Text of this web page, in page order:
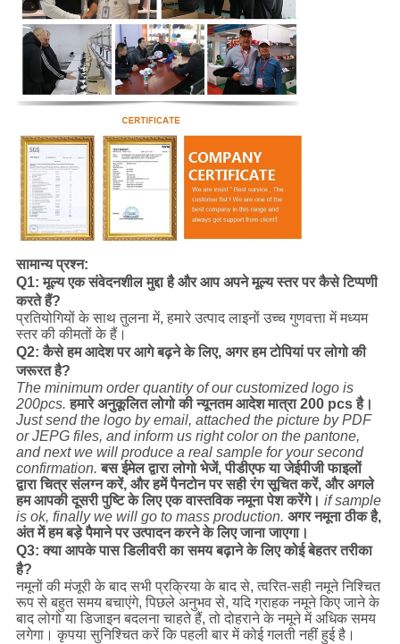
सामान्य प्रश्न:
Q1: मूल्य एक संवेदनशील मुद्दा है और आप अपने मूल्य स्तर पर कैसे टिप्पणी
करते हैं?
प्रतियोगियों के साथ तुलना में, हमारे उत्पाद लाइनों उच्च गुणवत्ता में मध्यम
स्तर की कीमतों के हैं।
Q2: कैसे हम आदेश पर आगे बढ़ने के लिए, अगर हम टोपियां पर लोगो की
जरूरत है?
The minimum order quantity of our customized logo is
200pcs. हमारे अनुकूलित लोगो की न्यूनतम आदेश मात्रा 200 pcs है।
Just send the logo by email, attached the picture by PDF
or JEPG files, and inform us right color on the pantone,
and next we will produce a real sample for your second
confirmation. बस ईमेल द्वारा लोगो भेजें, पीडीएफ या जेईपीजी फाइलों
द्वारा चित्र संलग्न करें, और हमें पैनटोन पर सही रंग सूचित करें, और अगले
हम आपकी दूसरी पुष्टि के लिए एक वास्तविक नमूना पेश करेंगे। if sample
is ok, finally we will go to mass production. अगर नमूना ठीक है,
अंत में हम बड़े पैमाने पर उत्पादन करने के लिए जाना जाएगा।
Q3: क्या आपके पास डिलीवरी का समय बढ़ाने के लिए कोई बेहतर तरीका
है?
नमूनों की मंजूरी के बाद सभी प्रक्रिया के बाद से, त्वरित-सही नमूने निश्चित
रूप से बहुत समय बचाएंगे, पिछले अनुभव से, यदि ग्राहक नमूने किए जाने के
बाद लोगो या डिजाइन बदलना चाहते हैं, तो दोहराने के नमूने में अधिक समय
लगेगा। कृपया सुनिश्चित करें कि पहली बार में कोई गलती नहीं हुई है।